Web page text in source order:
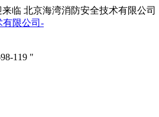
来临 北京海湾消防安全技术有限公司
119